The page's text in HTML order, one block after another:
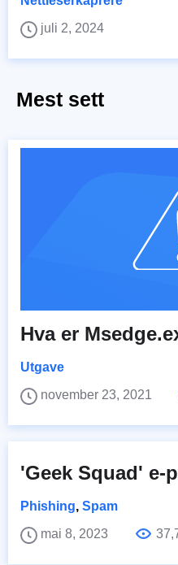
juli 2, 2024
Mest sett
Hva er
Utgave
november 23, 2021
'Geek Squad' e-
Phishing, Spam
mai 8, 2023